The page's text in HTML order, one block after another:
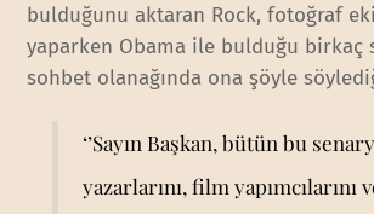
bulduğunu aktaran Rock, fotoğraf
yaparken Obama ile bulduğu birkaç
sohbet olanağında ona şöyle
‘’Sayın Başkan, bütün bu
yazarlarını, film yapımcılarını